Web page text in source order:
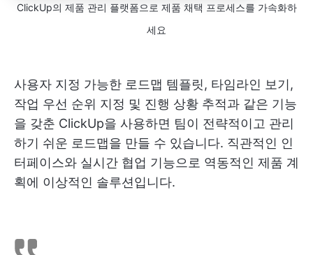
ClickUp의 제품 관리 플랫폼으로 제품 채택 프로세스를 가속화하
세요
사용자 지정 가능한 로드맵 템플릿, 타임라인 보기,
작업 우선 순위 지정 및 진행 상황 추적과 같은 기능
을 갖춘 ClickUp을 사용하면 팀이 전략적이고 관리
하기 쉬운 로드맵을 만들 수 있습니다. 직관적인 인
터페이스와 실시간 협업 기능으로 역동적인 제품 계
획에 이상적인 솔루션입니다.